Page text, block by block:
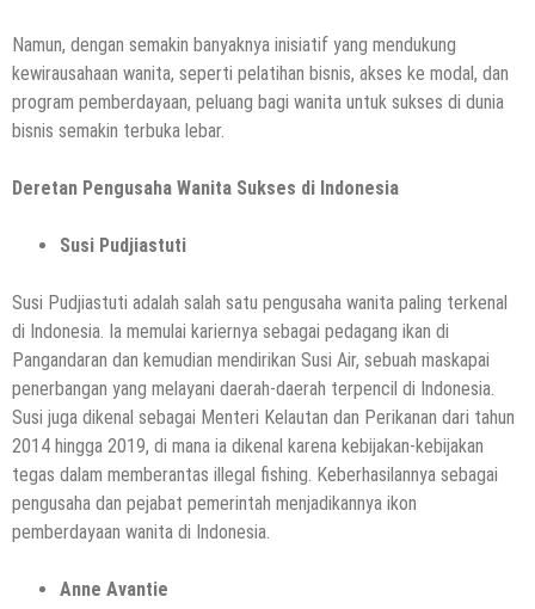
Namun, dengan semakin banyaknya inisiatif yang mendukung
kewirausahaan wanita, seperti pelatihan bisnis, akses ke modal, dan
program pemberdayaan, peluang bagi wanita untuk sukses di dunia
bisnis semakin terbuka lebar.
Deretan Pengusaha Wanita Sukses di Indonesia
Susi Pudjiastuti
Susi Pudjiastuti adalah salah satu pengusaha wanita paling terkenal
di Indonesia. Ia memulai kariernya sebagai pedagang ikan di
Pangandaran dan kemudian mendirikan Susi Air, sebuah maskapai
penerbangan yang melayani daerah-daerah terpencil di Indonesia.
Susi juga dikenal sebagai Menteri Kelautan dan Perikanan dari tahun
2014 hingga 2019, di mana ia dikenal karena kebijakan-kebijakan
tegas dalam memberantas illegal fishing. Keberhasilannya sebagai
pengusaha dan pejabat pemerintah menjadikannya ikon
pemberdayaan wanita di Indonesia.
Anne Avantie